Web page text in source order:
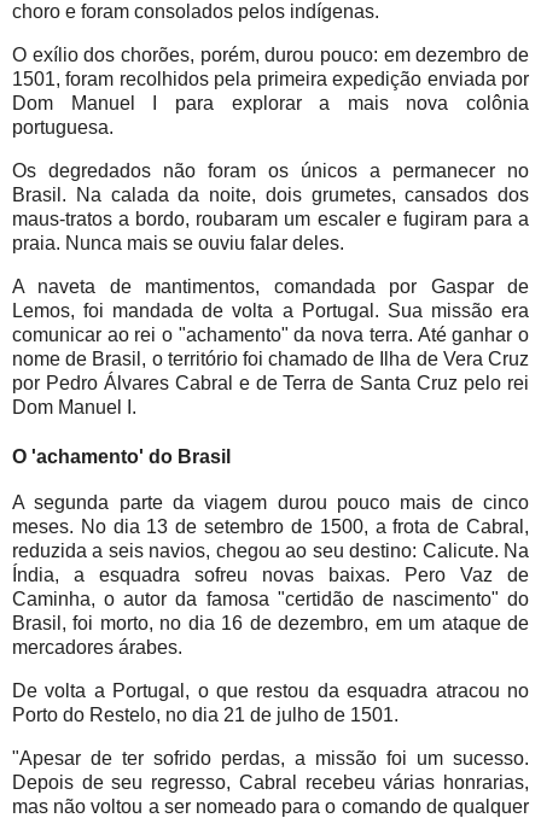
choro e foram consolados pelos indígenas.
O exílio dos chorões, porém, durou pouco: em dezembro de
1501, foram recolhidos pela primeira expedição enviada por
Dom Manuel I para explorar a mais nova colônia
portuguesa.
Os degredados não foram os únicos a permanecer no
Brasil. Na calada da noite, dois grumetes, cansados dos
maus-tratos a bordo, roubaram um escaler e fugiram para a
praia. Nunca mais se ouviu falar deles.
A naveta de mantimentos, comandada por Gaspar de
Lemos, foi mandada de volta a Portugal. Sua missão era
comunicar ao rei o "achamento" da nova terra. Até ganhar o
nome de Brasil, o território foi chamado de Ilha de Vera Cruz
por Pedro Álvares Cabral e de Terra de Santa Cruz pelo rei
Dom Manuel I.
O 'achamento' do Brasil
A segunda parte da viagem durou pouco mais de cinco
meses. No dia 13 de setembro de 1500, a frota de Cabral,
reduzida a seis navios, chegou ao seu destino: Calicute. Na
Índia, a esquadra sofreu novas baixas. Pero Vaz de
Caminha, o autor da famosa "certidão de nascimento" do
Brasil, foi morto, no dia 16 de dezembro, em um ataque de
mercadores árabes.
De volta a Portugal, o que restou da esquadra atracou no
Porto do Restelo, no dia 21 de julho de 1501.
"Apesar de ter sofrido perdas, a missão foi um sucesso.
Depois de seu regresso, Cabral recebeu várias honrarias,
mas não voltou a ser nomeado para o comando de qualquer